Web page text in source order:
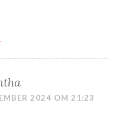
2024 OM 21:23